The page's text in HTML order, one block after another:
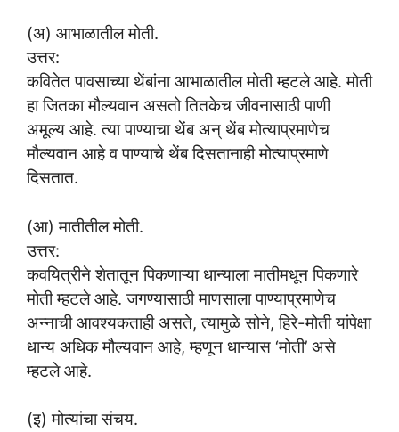
(अ) आभाळातील मोती.
उत्तर:
कवितेत पावसाच्या थेंबांना आभाळातील मोती म्हटले आहे. मोती
हा जितका मौल्यवान असतो तितकेच जीवनासाठी पाणी
अमूल्य आहे. त्या पाण्याचा थेंब अन् थेंब मोत्याप्रमाणेच
मौल्यवान आहे व पाण्याचे थेंब दिसतानाही मोत्याप्रमाणे
दिसतात.
(आ) मातीतील मोती.
उत्तर:
कवयित्रीने शेतातून पिकणाऱ्या धान्याला मातीमधून पिकणारे
मोती म्हटले आहे. जगण्यासाठी माणसाला पाण्याप्रमाणेच
अन्नाची आवश्यकताही असते, त्यामुळे सोने, हिरे-मोती यांपेक्षा
धान्य अधिक मौल्यवान आहे, म्हणून धान्यास ‘मोती’ असे
म्हटले आहे.
(इ) मोत्यांचा संचय.